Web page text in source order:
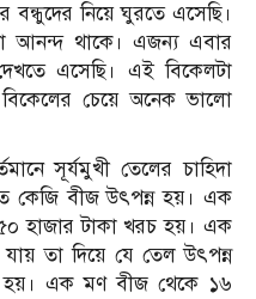
নিয়ে ঘুরতে এসেছি।
আনন্দ থাকে। এজন্য এবার
এসেছি। এই বিকেলটা
চেয়ে অনেক ভালো
সূর্যমুখী তেলের চাহিদা
কেজি বীজ উৎপন্ন হয়। এক
হাজার টাকা খরচ হয়। এক
তা দিয়ে যে তেল উৎপন্ন
হয়। এক মণ বীজ থেকে ১৬